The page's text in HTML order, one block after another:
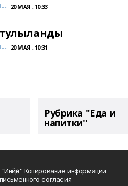
20 МАЯ , 10:33
20 МАЯ , 10:31
Рубрика "Еда и
напитки"
Копирование информации
согласия